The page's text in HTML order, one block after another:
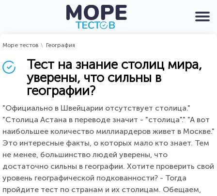
Море тестов География
Тест на знание столиц мира,
уверены, что сильны в
географии?
"Официально в Швейцарии отсутствует столица."
"Столица Астана в переводе значит - "столица"." "А вот
наибольшее количество миллиардеров живет в Москве."
Это интересные факты, о которых мало кто знает. Тем
не менее, большинство людей уверены, что
достаточно сильны в географии. Хотите проверить свой
уровень географической подкованности? - Тогда
пройдите тест по странам и их столицам. Обещаем,